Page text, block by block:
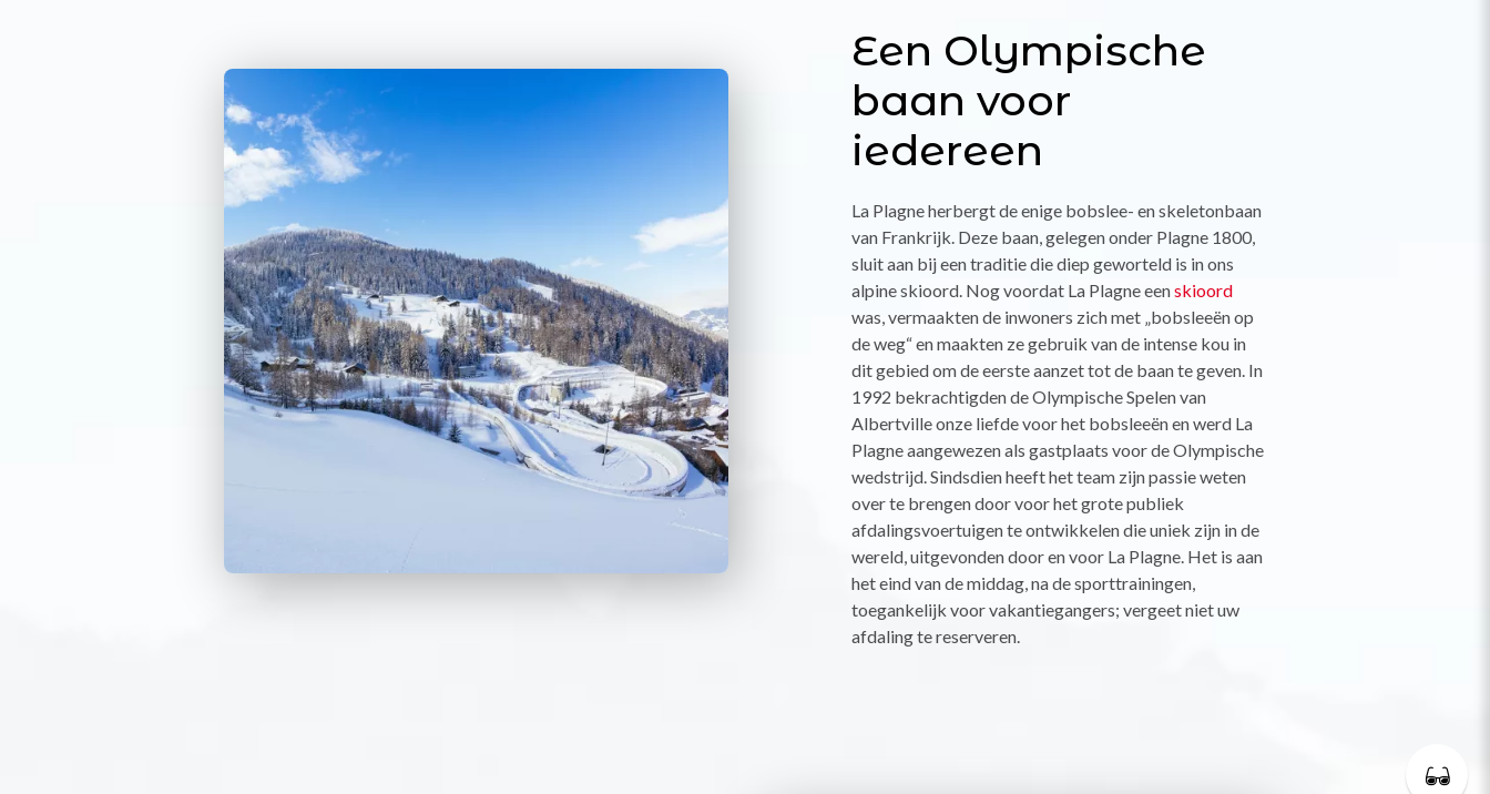
Een Olympische
baan voor
iedereen
La Plagne herbergt de enige bobslee- en skeletonbaan
van Frankrijk. Deze baan, gelegen onder Plagne 1800,
sluit aan bij een traditie die diep geworteld is in ons
alpine skioord. Nog voordat La Plagne eenskioord
was, vermaakten de inwoners zich met „bobsleeën op
de weg“ en maakten ze gebruik van de intense kou in
dit gebied om de eerste aanzet tot de baan te geven. In
1992 bekrachtigden de Olympische Spelen van
Albertville onze liefde voor het bobsleeën en werd La
Plagne aangewezen als gastplaats voor de Olympische
wedstrijd. Sindsdien heeft het team zijn passie weten
over te brengen door voor het grote publiek
afdalingsvoertuigen te ontwikkelen die uniek zijn in de
wereld, uitgevonden door en voor La Plagne. Het is aan
het eind van de middag, na de sporttrainingen,
toegankelijk voor vakantiegangers; vergeet niet uw
afdaling te reserveren.